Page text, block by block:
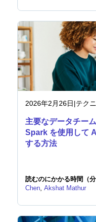
2026年2月26日|テク
主要なデータチー
Spark を使用して
する方法
読むのにかかる時間（
Chen, Akshat Mathur